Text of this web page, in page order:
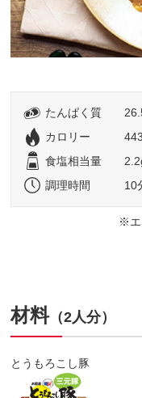
たんぱく質
カロリー
食塩相当量
調理時間
10
材料（2人分）
とうもろこし豚